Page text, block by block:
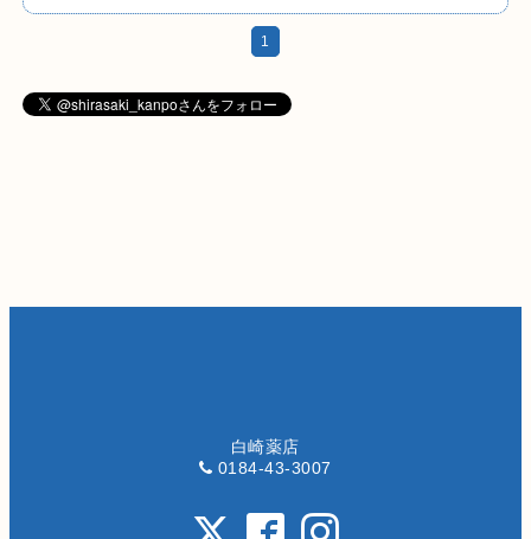
1
白崎薬店
0184-43-3007